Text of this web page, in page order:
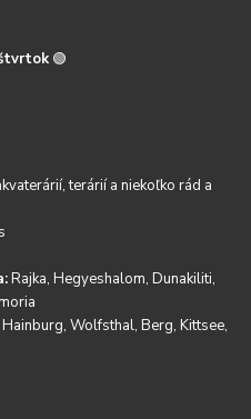
🟢
terárií a niekoľko rád a
Rajka, Hegyeshalom, Dunakiliti,
Hainburg, Wolfsthal, Berg, Kittsee,